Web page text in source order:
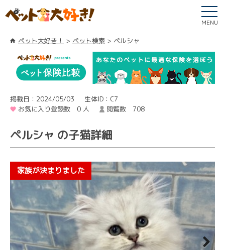
MENU
ペット大好き！ ペット検索 ペルシャ
掲載日：2024/05/03
生体ID：C7
お気に入り登録数 0 人
閲覧数 708
ペルシャ の子猫詳細